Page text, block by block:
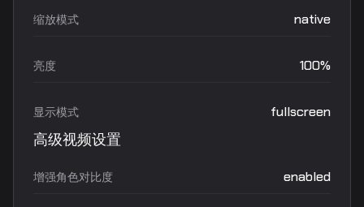
缩放模式 native
亮度 100%
显示模式 fullscreen
高级视频设置
增强角色对比度 enabled